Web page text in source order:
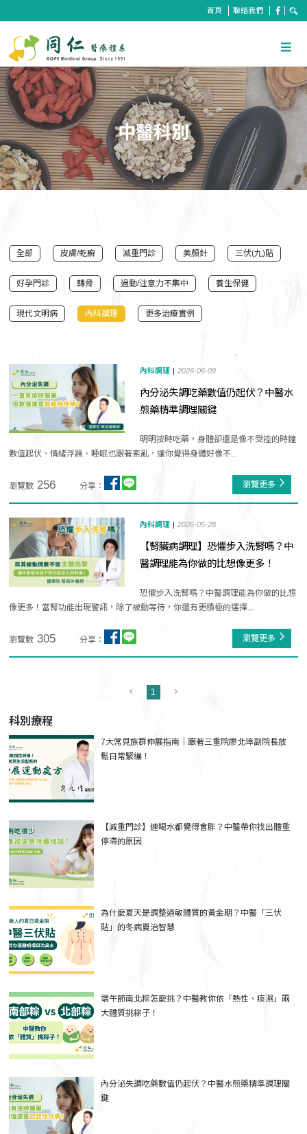
首頁 聯絡我們
中醫科別
全部 皮膚/乾癬 減重門診 美顏針 三伏(九)貼
好孕門診 轉骨 過動/注意力不集中 養生保健
現代文明病 內科調理 更多治療實例
內科調理 2026-06-09
內分泌失調吃藥數值仍起伏？中醫水
煎藥精準調理關鍵
明明按時吃藥，身體卻還是像不受控的時鐘
數值起伏、情緒浮躁、睡眠也跟著紊亂，讓你覺得身體好像不...
瀏覽數 256 分享： 瀏覽更多
內科調理 2026-05-28
【腎臟病調理】恐懼步入洗腎嗎？中
醫調理能為你做的比想像更多！
恐懼步入洗腎嗎？中醫調理能為你做的比想
像更多！當腎功能出現警訊，除了被動等待，你還有更積極的選擇...
瀏覽數 305 分享： 瀏覽更多
1
科別療程
7大常見族群伸展指南｜跟著三重院廖北璋副院長放
鬆日常緊繃！
【減重門診】連喝水都覺得會胖？中醫帶你找出體重
停滯的原因
為什麼夏天是調整過敏體質的黃金期？中醫「三伏
貼」的冬病夏治智慧
端午節南北粽怎麼挑？中醫教你依「熱性、痰濕」兩
大體質挑粽子！
內分泌失調吃藥數值仍起伏？中醫水煎藥精準調理關
鍵